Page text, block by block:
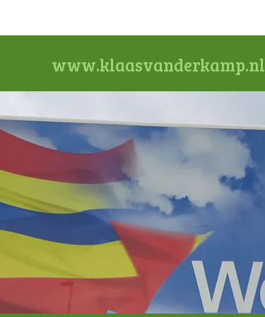
www.klaasvanderkamp.nl